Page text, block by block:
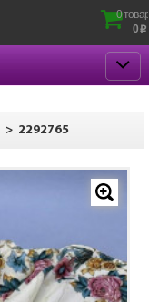
0
0 p
> 2292765